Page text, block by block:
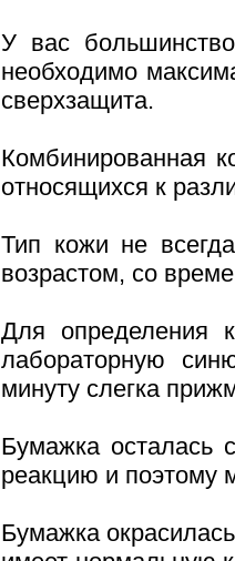
У вас
необходимо
сверхзащита.
Комбинированная
относящихся к
Тип кожи не
возрастом, со
Для определения
лабораторную
минуту слегка
Бумажка
реакцию и поэтому
Бумажка